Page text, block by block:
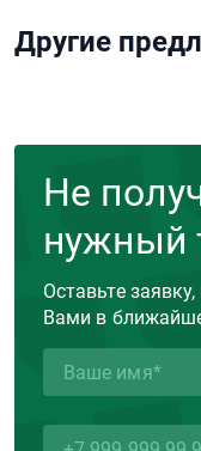
Другие
Не
нужный
Оставьте
Вами в